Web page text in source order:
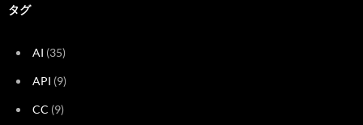
タグ
AI (35)
API (9)
CC (9)